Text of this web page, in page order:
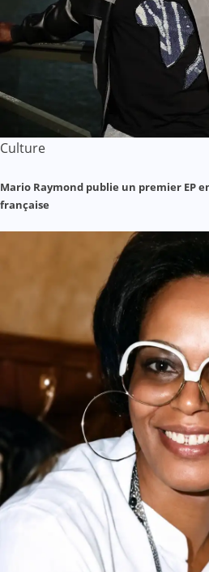
Culture
Mario Raymond publie un premier EP
française